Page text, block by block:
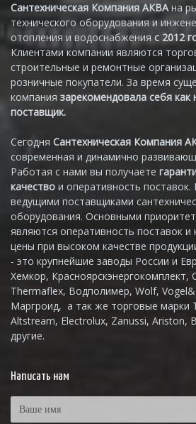
Сантехническая Компания АКВАна
технического оборудования и
отопления и водоснабжения с 2012
Клиентами компании являются
строительные и ремонтные
розничные покупатели. За время
компания зарекомендовала себя
поставщик.
Сегодня Сантехническая Компания
современная и динамично
Работая с нами вы получаете
качество и оперативность
ведущими поставщиками
оборудования. Основными
являются оперативность поставок и
цены при высоком качестве
- это крупнейшие заводы России и
Хемкор, Красноярскэнергокомплект,
Thermaflex, Водполимер, Wolf,
Маргроид, а так же торговые марки
Altstream, Electrolux, Zanussi, Ariston,
другие.
Написать нам